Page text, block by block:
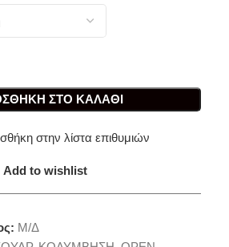
ΣΤΟ ΚΑΛΆΘΙ
στην λίστα επιθυμιών
Add to wishlist
Μ/Δ